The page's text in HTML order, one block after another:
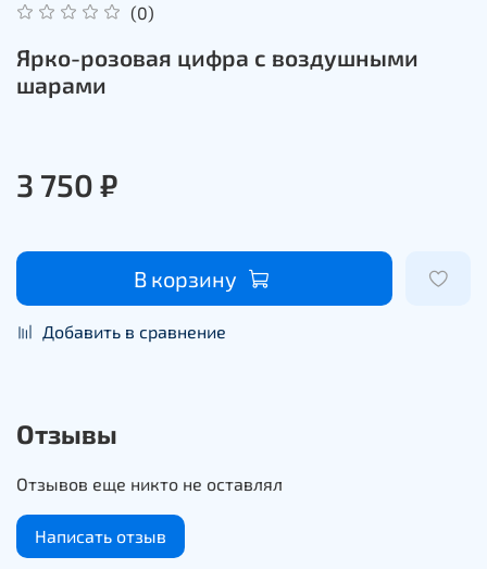
(0)
Ярко-розовая цифра с воздушными
шарами
3 750 ₽
В корзину
Добавить в сравнение
Отзывы
Отзывов еще никто не оставлял
Написать отзыв